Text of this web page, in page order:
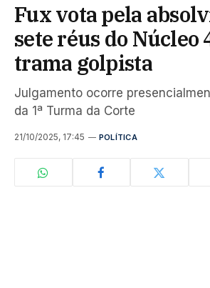
Fux vota pela
sete réus do Núcleo
trama golpista
Julgamento ocorre
da 1ª Turma da Corte
21/10/2025, 17:45 POLÍTICA